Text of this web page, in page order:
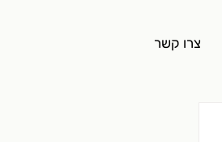
צרו קשר